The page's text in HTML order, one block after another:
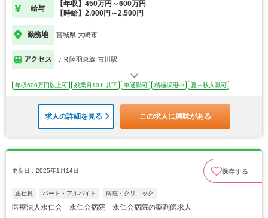
給与
【年収】450万円～600万円
【時給】2,000円～2,500円
勤務地 宮城県 大崎市
アクセス ＪＲ陸羽東線 古川駅
年収600万円以上可 残業月10ｈ以下 車通勤可 積極採用中 夏～秋入職可
求人の詳細を見る この求人に興味がある
更新日：2025年1月14日 保存する
正社員 パート・アルバイト 病院・クリニック
医療法人永仁会 永仁会病院 永仁会病院の薬剤師求人